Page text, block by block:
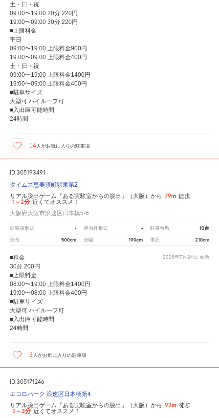
土・日・祝
09:00〜19:00 20分 220円
19:00〜09:00 30分 220円
■上限料金
平日
09:00〜19:00 上限料金900円
19:00〜09:00 上限料金400円
土・日・祝
09:00〜19:00 上限料金1400円
19:00〜09:00 上限料金400円
■駐車サイズ
大型可 ハイルーフ可
■入出庫可能時間
24時間
14 人がお気に入りの駐車場
ID:305193491
タイムズ恵美須町駅東第2
リアル脱出ゲーム「ある実験室からの脱出」（大阪）から 79m 徒歩
1～2分 近くてオススメ！
大阪府大阪市浪速区日本橋5-6
駐車場形式 - 屋内外形式 - 駐車台数 10台
全長 500cm 全幅 190cm 車高 210cm
2026年7月24日 更新
■料金
30分 200円
■上限料金
08:00〜19:00 上限料金1400円
19:00〜08:00 上限料金400円
■駐車サイズ
大型可 ハイルーフ可
■入出庫可能時間
24時間
2 人がお気に入りの駐車場
ID:305171246
エコロパーク 浪速区日本橋第4
リアル脱出ゲーム「ある実験室からの脱出」（大阪）から 92m 徒歩
2～3分 近くてオススメ！